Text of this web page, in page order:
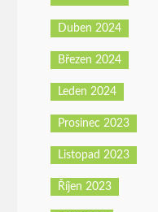
Duben 2024
Březen 2024
Leden 2024
Prosinec 2023
Listopad 2023
Říjen 2023